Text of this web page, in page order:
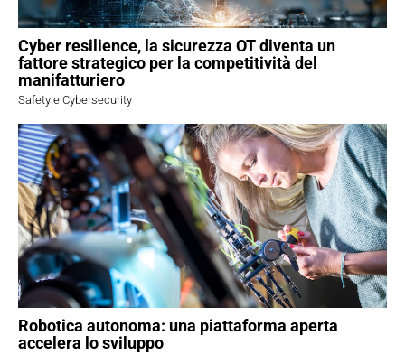
Cyber resilience, la sicurezza OT diventa un
fattore strategico per la competitività del
manifatturiero
Safety e Cybersecurity
Robotica autonoma: una piattaforma aperta
accelera lo sviluppo